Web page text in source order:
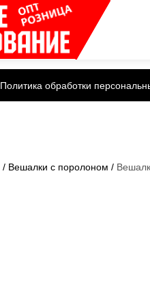
Политика обработки
/ Вешалки с поролоном /